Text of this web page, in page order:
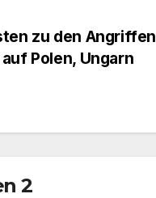
zu den Angriffen
Polen, Ungarn
2